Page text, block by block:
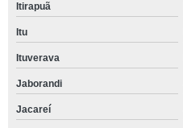
Itirapuã
Itu
Ituverava
Jaborandi
Jacareí